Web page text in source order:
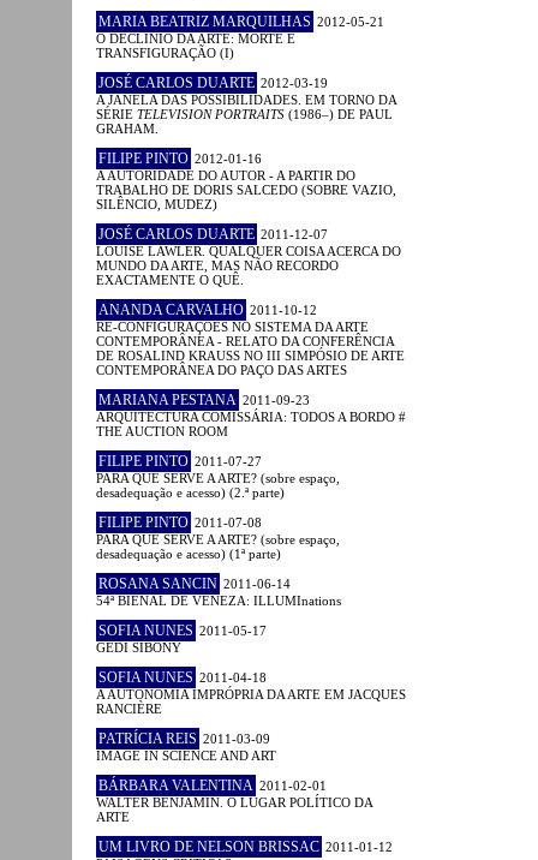
MARIA BEATRIZ MARQUILHAS 2012-05-21
O DECLÍNIO DA ARTE: MORTE E
TRANSFIGURAÇÃO (I)
JOSÉ CARLOS DUARTE 2012-03-19
A JANELA DAS POSSIBILIDADES. EM TORNO DA
SÉRIE TELEVISION PORTRAITS (1986–) DE PAUL
GRAHAM.
FILIPE PINTO 2012-01-16
A AUTORIDADE DO AUTOR - A PARTIR DO
TRABALHO DE DORIS SALCEDO (SOBRE VAZIO,
SILÊNCIO, MUDEZ)
JOSÉ CARLOS DUARTE 2011-12-07
LOUISE LAWLER. QUALQUER COISA ACERCA DO
MUNDO DA ARTE, MAS NÃO RECORDO
EXACTAMENTE O QUÊ.
ANANDA CARVALHO 2011-10-12
RE-CONFIGURAÇÕES NO SISTEMA DA ARTE
CONTEMPORÂNEA - RELATO DA CONFERÊNCIA
DE ROSALIND KRAUSS NO III SIMPÓSIO DE ARTE
CONTEMPORÂNEA DO PAÇO DAS ARTES
MARIANA PESTANA 2011-09-23
ARQUITECTURA COMISSÁRIA: TODOS A BORDO #
THE AUCTION ROOM
FILIPE PINTO 2011-07-27
PARA QUE SERVE A ARTE? (sobre espaço,
desadequação e acesso) (2.ª parte)
FILIPE PINTO 2011-07-08
PARA QUE SERVE A ARTE? (sobre espaço,
desadequação e acesso) (1ª parte)
ROSANA SANCIN 2011-06-14
54ª BIENAL DE VENEZA: ILLUMInations
SOFIA NUNES 2011-05-17
GEDI SIBONY
SOFIA NUNES 2011-04-18
A AUTONOMIA IMPRÓPRIA DA ARTE EM JACQUES
RANCIÈRE
PATRÍCIA REIS 2011-03-09
IMAGE IN SCIENCE AND ART
BÁRBARA VALENTINA 2011-02-01
WALTER BENJAMIN. O LUGAR POLÍTICO DA
ARTE
UM LIVRO DE NELSON BRISSAC 2011-01-12